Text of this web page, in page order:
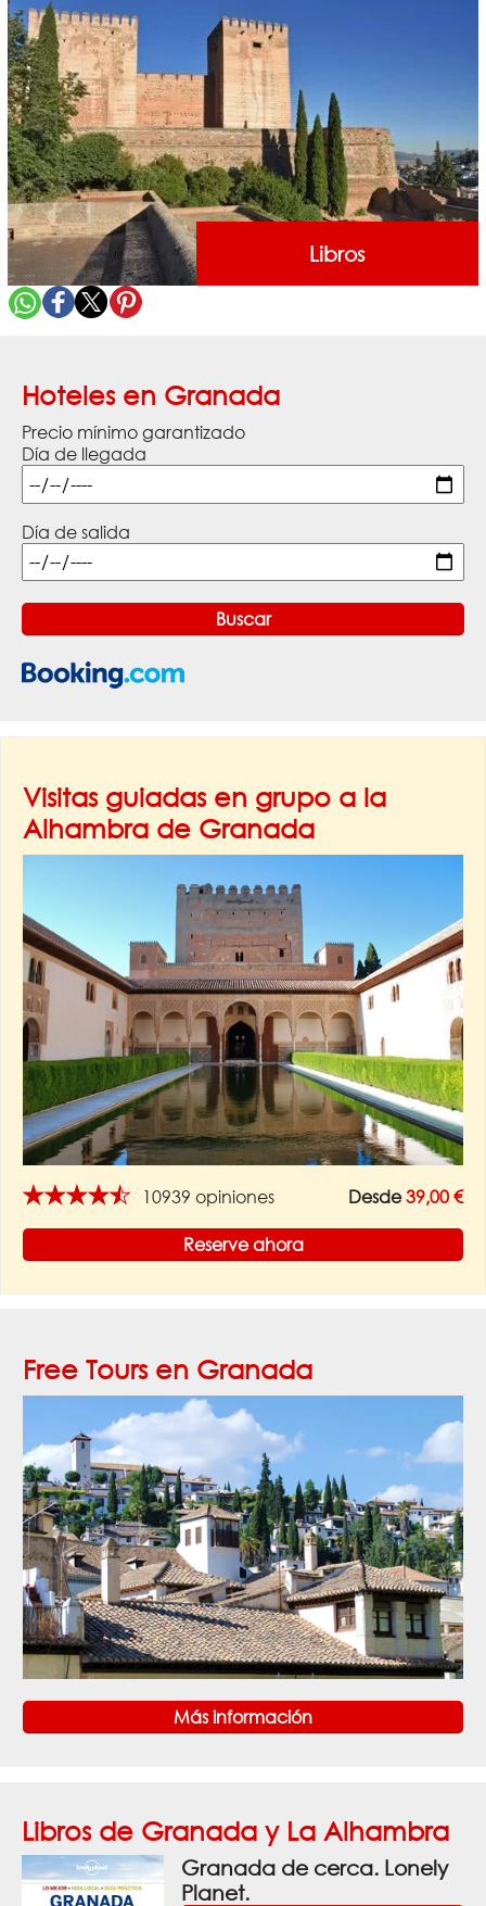
Libros
Hoteles en Granada
Precio mínimo garantizado
Día de llegada
Día de salida
Visitas guiadas en grupo a la
Alhambra de Granada
★★★★★ 10939 opiniones Desde39,00 €
Reserve ahora
Free Tours en Granada
Más información
Libros de Granada y La Alhambra
Granada de cerca. Lonely
Planet.